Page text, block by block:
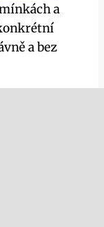
a
a bez